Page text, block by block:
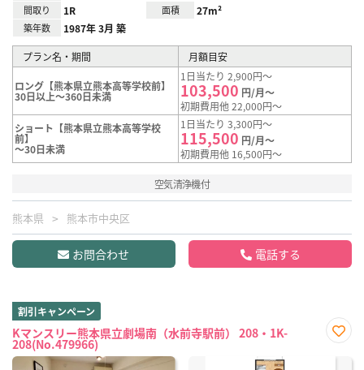
間取り 1R 面積 27m²
築年数 1987年 3月 築
プラン名・期間 月額目安
ロング【熊本県立熊本高等学校前】
30日以上～360日未満
1日当たり 2,900円～
103,500 円/月～
初期費用他 22,000円～
ショート【熊本県立熊本高等学校
前】
～30日未満
1日当たり 3,300円～
115,500 円/月～
初期費用他 16,500円～
空気清浄機付
熊本県 熊本市中央区
お問合わせ 電話する
割引キャンペーン
Kマンスリー熊本県立劇場南（水前寺駅前） 208・1K-
208(No.479966)
に入